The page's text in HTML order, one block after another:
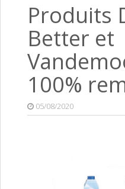
Produits
Better et
100%
05/08/2020